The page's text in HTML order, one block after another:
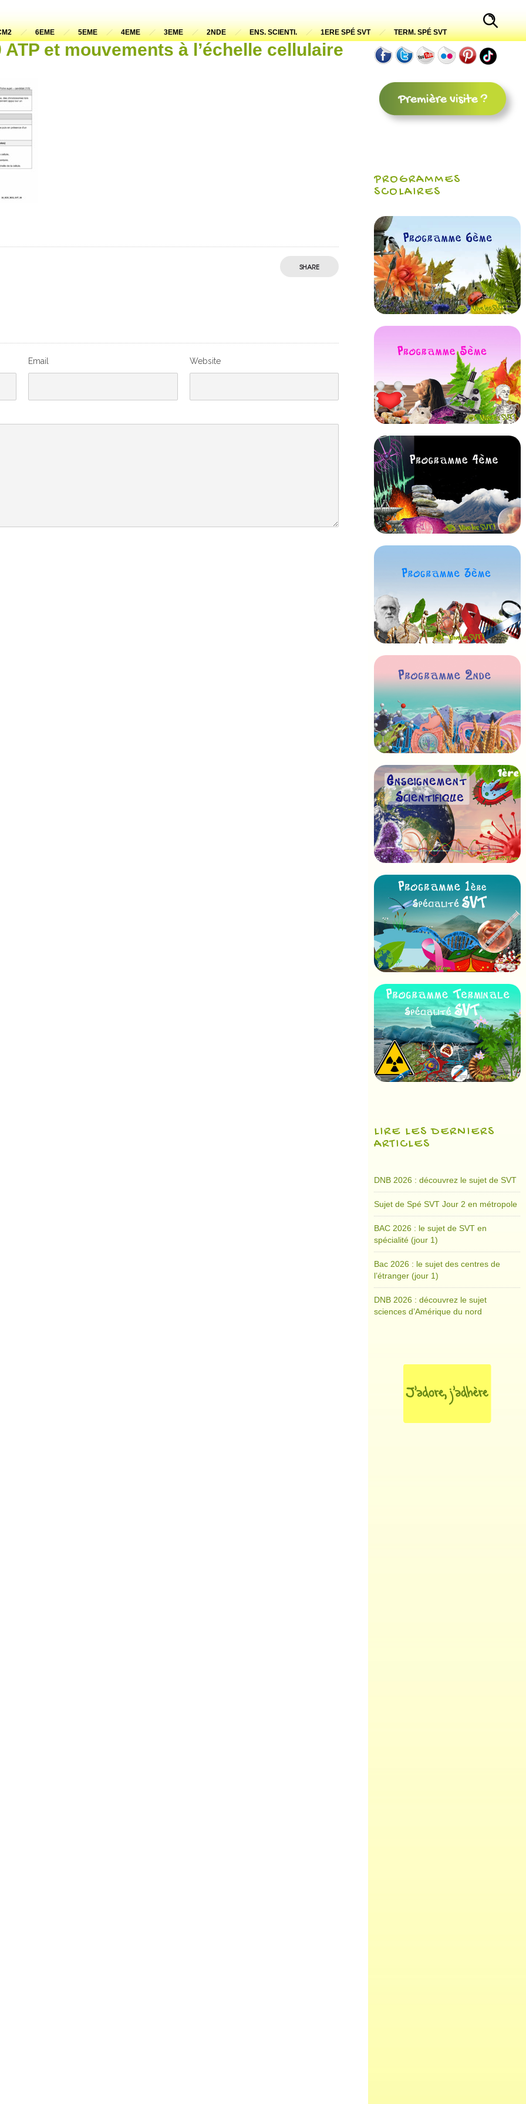
6EME 5EME 4EME 3EME 2NDE ENS. SCIENTI. 1ERE SPÉ SVT TERM. SPÉ SVT
ATP et mouvements à l’échelle cellulaire
SHARE
Email Website
PROGRAMMES
SCOLAIRES
LIRE LES DERNIERS
ARTICLES
DNB 2026 : découvrez le sujet de SVT
Sujet de Spé SVT Jour 2 en métropole
BAC 2026 : le sujet de SVT en
spécialité (jour 1)
Bac 2026 : le sujet des centres de
l’étranger (jour 1)
DNB 2026 : découvrez le sujet
sciences d’Amérique du nord